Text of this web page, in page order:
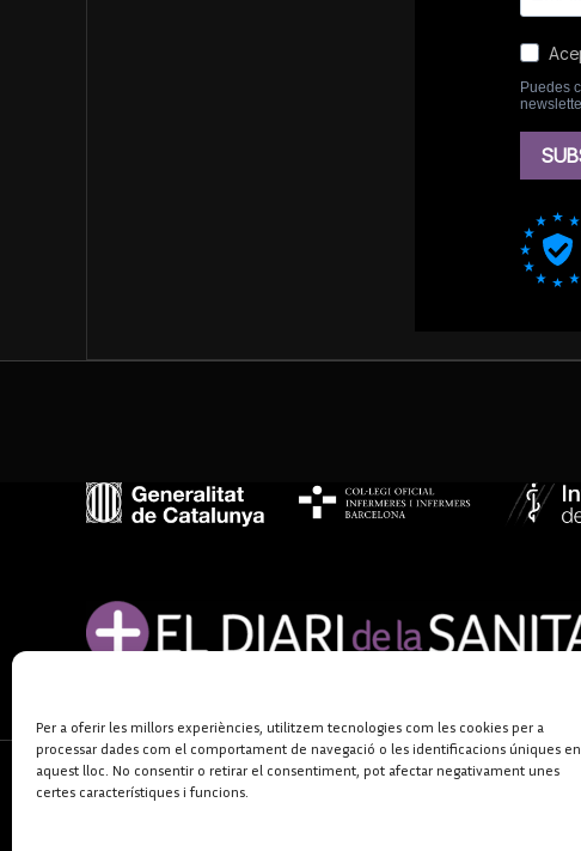
Per a oferir les millors experiències, utilitzem tecnologies com les cookies per a
processar dades com el comportament de navegació o les identificacions úniques en
aquest lloc. No consentir o retirar el consentiment, pot afectar negativament unes
certes característiques i funcions.